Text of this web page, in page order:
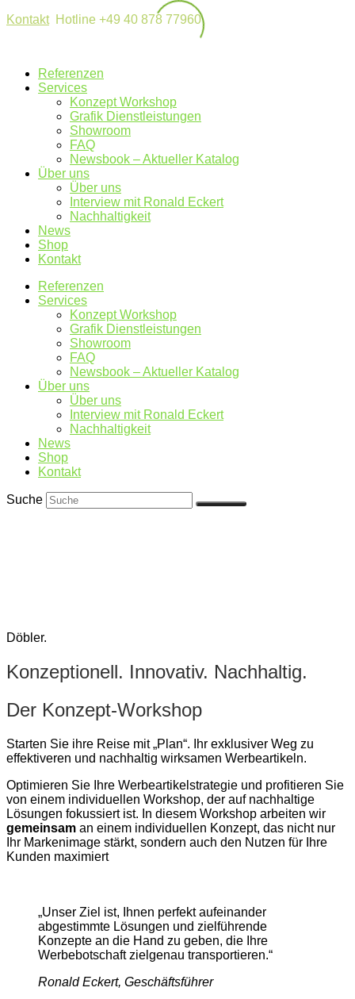
KontaktHotline +49 40 878 77960
Referenzen
Services
Konzept Workshop
Grafik Dienstleistungen
Showroom
FAQ
Newsbook – Aktueller Katalog
Über uns
Über uns
Interview mit Ronald Eckert
Nachhaltigkeit
News
Shop
Kontakt
Referenzen
Services
Konzept Workshop
Grafik Dienstleistungen
Showroom
FAQ
Newsbook – Aktueller Katalog
Über uns
Über uns
Interview mit Ronald Eckert
Nachhaltigkeit
News
Shop
Kontakt
Suche
Döbler.
Konzeptionell. Innovativ. Nachhaltig.
Der Konzept-Workshop
Starten Sie ihre Reise mit „Plan“. Ihr exklusiver Weg zu
effektiveren und nachhaltig wirksamen Werbeartikeln.
Optimieren Sie Ihre Werbeartikelstrategie und profitieren Sie
von einem individuellen Workshop, der auf nachhaltige
Lösungen fokussiert ist. In diesem Workshop arbeiten wir
gemeinsam an einem individuellen Konzept, das nicht nur
Ihr Markenimage stärkt, sondern auch den Nutzen für Ihre
Kunden maximiert
„Unser Ziel ist, Ihnen perfekt aufeinander
abgestimmte Lösungen und zielführende
Konzepte an die Hand zu geben, die Ihre
Werbebotschaft zielgenau transportieren.“
Ronald Eckert, Geschäftsführer